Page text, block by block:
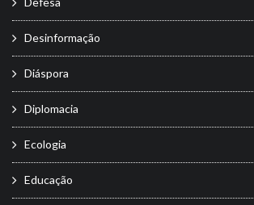
Desinformação
Diáspora
Diplomacia
Ecologia
Educação